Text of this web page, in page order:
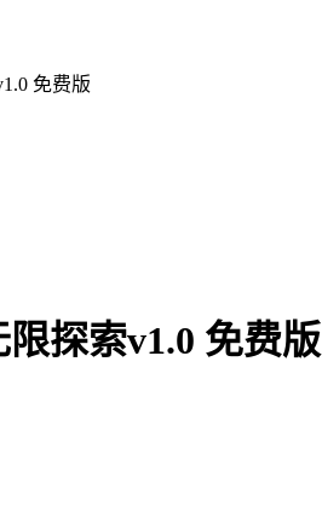
免费版
探索v1.0 免费版